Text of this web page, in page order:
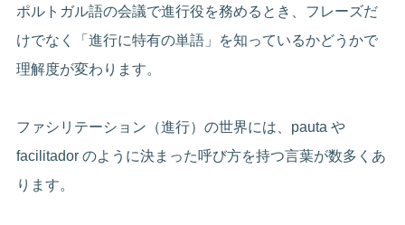
ポルトガル語の会議で進行役を務めるとき、フレーズだ
けでなく「進行に特有の単語」を知っているかどうかで
理解度が変わります。
ファシリテーション（進行）の世界には、pauta や
facilitador のように決まった呼び方を持つ言葉が数多くあ
ります。